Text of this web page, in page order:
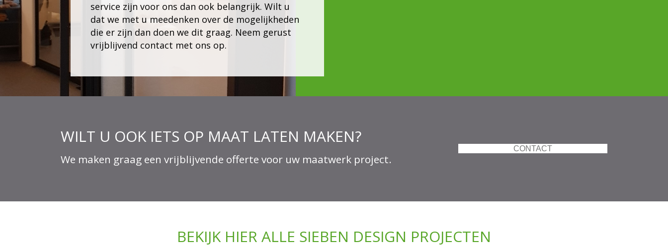
service zijn voor ons dan ook belangrijk. Wilt u
dat we met u meedenken over de mogelijkheden
die er zijn dan doen we dit graag. Neem gerust
vrijblijvend contact met ons op.
WILT U OOK IETS OP MAAT LATEN MAKEN?
We maken graag een vrijblijvende offerte voor uw maatwerk project.
CONTACT
BEKIJK HIER ALLE SIEBEN DESIGN PROJECTEN